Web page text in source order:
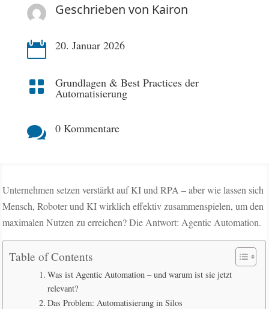
Geschrieben von Kairon
 20. Januar 2026
 Grundlagen & Best Practices der
Automatisierung
 0 Kommentare
Unternehmen setzen verstärkt auf KI und RPA – aber wie lassen sich
Mensch, Roboter und KI wirklich effektiv zusammenspielen, um den
maximalen Nutzen zu erreichen? Die Antwort: Agentic Automation.
Table of Contents
Was ist Agentic Automation – und warum ist sie jetzt
relevant?
Das Problem: Automatisierung in Silos